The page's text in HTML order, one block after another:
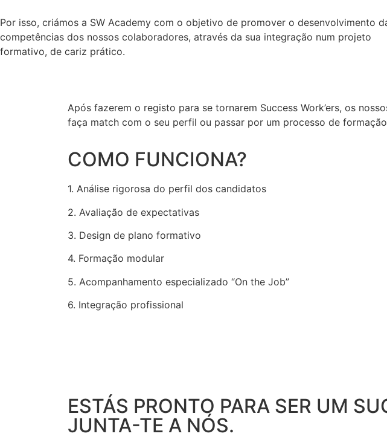
Por isso, criámos a SW Academy com o objetivo de promover o desenvolvimento
competências dos nossos colaboradores, através da sua integração num projeto
formativo, de cariz prático.
Após fazerem o registo para se tornarem Success Work’ers, os
faça match com o seu perfil ou passar por um processo de
COMO FUNCIONA?
1. Análise rigorosa do perfil dos candidatos
2. Avaliação de expectativas
3. Design de plano formativo
4. Formação modular
5. Acompanhamento especializado “On the Job”
6. Integração profissional
ESTÁS PRONTO PARA SER UM
JUNTA-TE A NÓS.